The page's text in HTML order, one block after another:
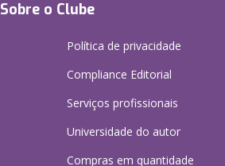
Sobre o Clube
Política de privacidade
Compliance Editorial
Serviços profissionais
Universidade do autor
Compras em quantidade